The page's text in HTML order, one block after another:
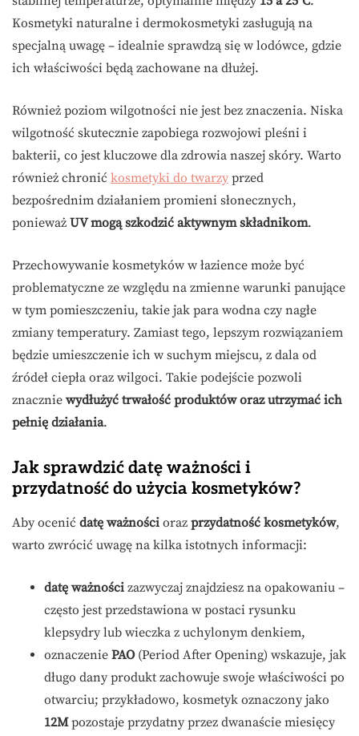
Kosmetyki naturalne i dermokosmetyki zasługują na
specjalną uwagę – idealnie sprawdzą się w lodówce, gdzie
ich właściwości będą zachowane na dłużej.
Również poziom wilgotności nie jest bez znaczenia. Niska
wilgotność skutecznie zapobiega rozwojowi pleśni i
bakterii, co jest kluczowe dla zdrowia naszej skóry. Warto
również chronić kosmetyki do twarzy przed
bezpośrednim działaniem promieni słonecznych,
ponieważ UV mogą szkodzić aktywnym składnikom.
Przechowywanie kosmetyków w łazience może być
problematyczne ze względu na zmienne warunki panujące
w tym pomieszczeniu, takie jak para wodna czy nagłe
zmiany temperatury. Zamiast tego, lepszym rozwiązaniem
będzie umieszczenie ich w suchym miejscu, z dala od
źródeł ciepła oraz wilgoci. Takie podejście pozwoli
znacznie wydłużyć trwałość produktów oraz utrzymać ich
pełnię działania.
Jak sprawdzić datę ważności i
przydatność do użycia kosmetyków?
Aby ocenić datę ważności oraz przydatność kosmetyków,
warto zwrócić uwagę na kilka istotnych informacji:
datę ważności zazwyczaj znajdziesz na opakowaniu –
często jest przedstawiona w postaci rysunku
klepsydry lub wieczka z uchylonym denkiem,
oznaczenie PAO(Period After Opening) wskazuje, jak
długo dany produkt zachowuje swoje właściwości po
otwarciu; przykładowo, kosmetyk oznaczony jako
12Mpozostaje przydatny przez dwanaście miesięcy